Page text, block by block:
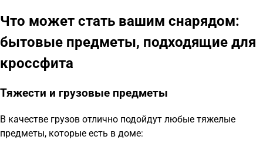
Что может стать вашим снарядом:
бытовые предметы, подходящие для
кроссфита
Тяжести и грузовые предметы
В качестве грузов отлично подойдут любые тяжелые
предметы, которые есть в доме: